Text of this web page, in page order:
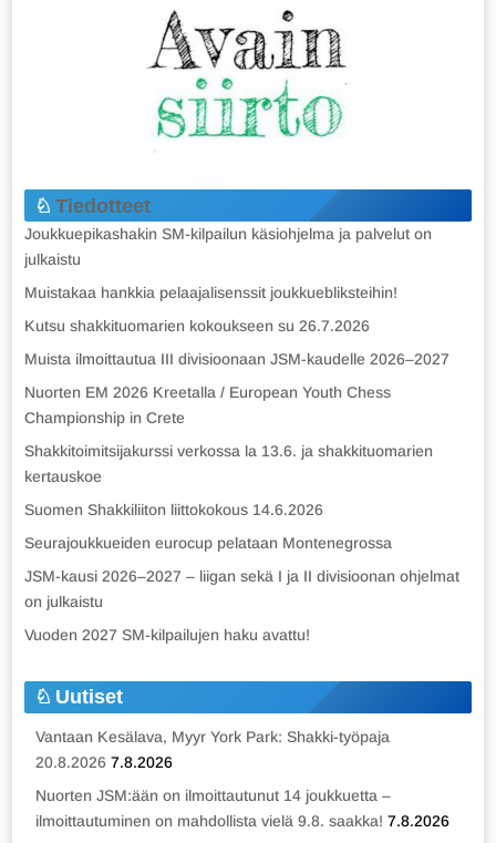
Tiedotteet
Joukkuepikashakin SM-kilpailun käsiohjelma ja palvelut on
julkaistu
Muistakaa hankkia pelaajalisenssit joukkuebliksteihin!
Kutsu shakkituomarien kokoukseen su 26.7.2026
Muista ilmoittautua III divisioonaan JSM-kaudelle 2026–2027
Nuorten EM 2026 Kreetalla / European Youth Chess
Championship in Crete
Shakkitoimitsijakurssi verkossa la 13.6. ja shakkituomarien
kertauskoe
Suomen Shakkiliiton liittokokous 14.6.2026
Seurajoukkueiden eurocup pelataan Montenegrossa
JSM-kausi 2026–2027 – liigan sekä I ja II divisioonan ohjelmat
on julkaistu
Vuoden 2027 SM-kilpailujen haku avattu!
Uutiset
Vantaan Kesälava, Myyr York Park: Shakki-työpaja
20.8.2026 7.8.2026
Nuorten JSM:ään on ilmoittautunut 14 joukkuetta –
ilmoittautuminen on mahdollista vielä 9.8. saakka! 7.8.2026